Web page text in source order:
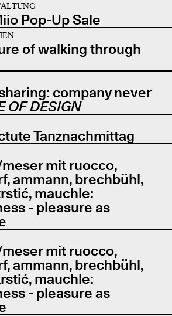
Pop-Up Sale
of walking through
company never
OF DESIGN
Tanznachmittag
mit ruocco,
ammann, brechbühl,
mauchle:
- pleasure as
mit ruocco,
ammann, brechbühl,
mauchle:
- pleasure as